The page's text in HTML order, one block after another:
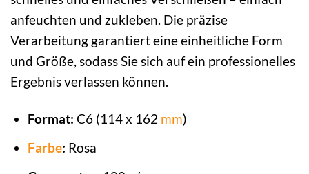
anfeuchten und zukleben. Die präzise
Verarbeitung garantiert eine einheitliche Form
und Größe, sodass Sie sich auf ein professionelles
Ergebnis verlassen können.
Format: C6 (114 x 162 mm)
Farbe: Rosa